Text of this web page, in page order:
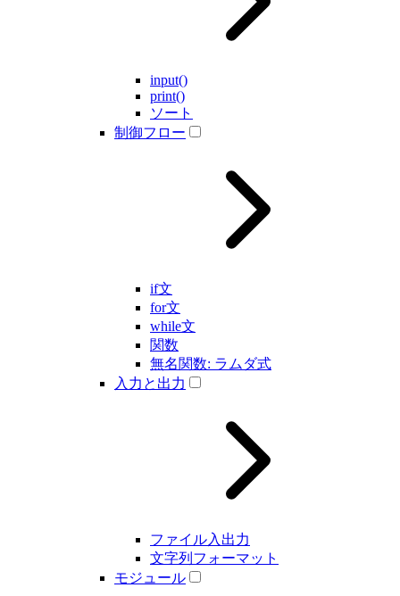
input()
print()
ソート
制御フロー
if文
for文
while文
関数
無名関数: ラムダ式
入力と出力
ファイル入出力
文字列フォーマット
モジュール